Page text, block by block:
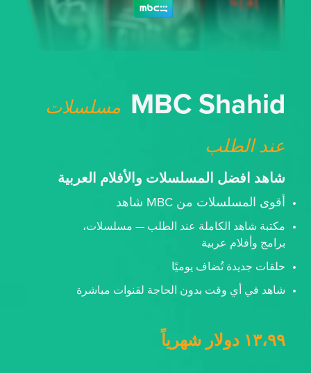
MBC Shahid مسلسلات
عند الطلب
شاهد افضل المسلسلات والأفلام العربية
أقوى المسلسلات من MBC شاهد
مكتبة شاهد الكاملة عند الطلب — مسلسلات،
برامج وأفلام عربية
حلقات جديدة تُضاف يوميًا
شاهد في أي وقت بدون الحاجة لقنوات مباشرة
١٣،٩٩ دولار شهرياً